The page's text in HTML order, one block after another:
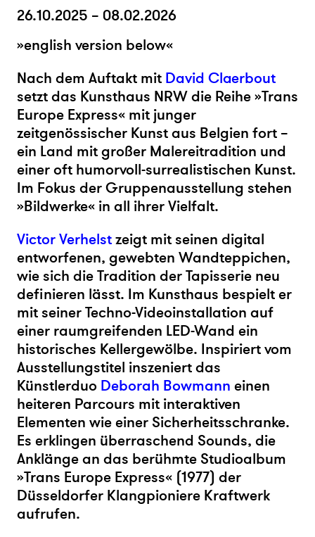
26.10.2025 – 08.02.2026
»english version below«
Nach dem Auftakt mit David Claerbout
setzt das Kunsthaus NRW die Reihe »Trans
Europe Express« mit junger
zeitgenössischer Kunst aus Belgien fort –
ein Land mit großer Malereitradition und
einer oft humorvoll-surrealistischen Kunst.
Im Fokus der Gruppenausstellung stehen
»Bildwerke« in all ihrer Vielfalt.
Victor Verhelstzeigt mit seinen digital
entworfenen, gewebten Wandteppichen,
wie sich die Tradition der Tapisserie neu
definieren lässt. Im Kunsthaus bespielt er
mit seiner Techno-Videoinstallation auf
einer raumgreifenden LED-Wand ein
historisches Kellergewölbe. Inspiriert vom
Ausstellungstitel inszeniert das
Künstlerduo Deborah Bowmann einen
heiteren Parcours mit interaktiven
Elementen wie einer Sicherheitsschranke.
Es erklingen überraschend Sounds, die
Anklänge an das berühmte Studioalbum
»Trans Europe Express« (1977) der
Düsseldorfer Klangpioniere Kraftwerk
aufrufen.